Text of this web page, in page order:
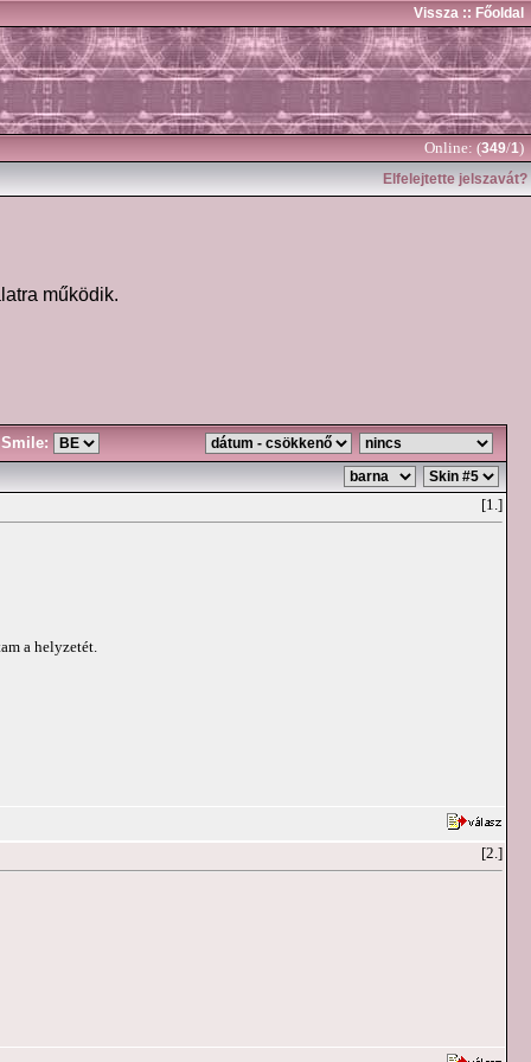
Vissza :: Főoldal
Online: (349/1)
Elfelejtette jelszavát?
működik.
Smile:
[1.]
a helyzetét.
[2.]